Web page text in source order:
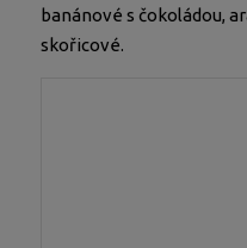
banánové s čokoládou,
skořicové.